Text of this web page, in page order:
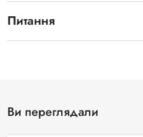
Питання
Ви переглядали